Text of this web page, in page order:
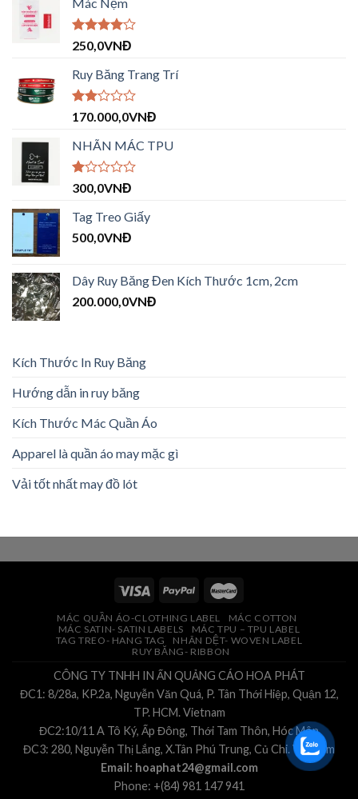
Được
xếp hạng
4.00
5
sao
250,0VNĐ
Ruy Băng Trang Trí
Được
hạng
2.09
5
170.000,0VNĐ
NHÃN MÁC TPU
Được
hạng
1.00
5
300,0VNĐ
Tag Treo Giấy
500,0VNĐ
Dây Ruy Băng Đen Kích Thước 1cm, 2cm
200.000,0VNĐ
Kích Thước In Ruy Băng
Hướng dẫn in ruy băng
Kích Thước Mác Quần Áo
Apparel là quần áo may mặc gì
Vải tốt nhất may đồ lót
MÁC QUẦN ÁO-CLOTHING LABEL
MÁC COTTON
MÁC SATIN- SATIN LABELS
MÁC TPU – TPU LABEL
TAG TREO- HANG TAG
NHÃN DỆT- WOVEN LABEL
RUY BĂNG- RIBBON
CÔNG TY TNHH IN ẤN QUẢNG CÁO HOA PHÁT
ĐC1: 8/28a, KP.2a, Nguyễn Văn Quá, P. Tân Thới Hiệp, Quận 12,
TP. HCM. Vietnam
ĐC2:10/11 A Tô Ký, Ấp Đông, Thới Tam Thôn, Hóc Môn
ĐC3: 280, Nguyễn Thị Lắng, X.Tân Phú Trung, Củ Chi. Vietnam
Email: hoaphat24@gmail.com
Phone: +(84) 981 147 941